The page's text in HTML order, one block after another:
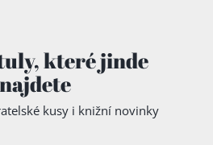
které jinde
kusy i knižní novinky